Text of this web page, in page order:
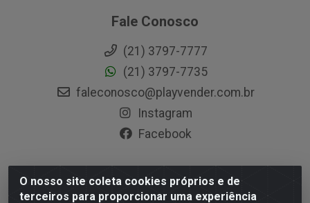
O nosso site coleta cookies próprios e de
terceiros para proporcionar uma experiência
Fale Conosco
(21) 3797-7777
(21) 3797-7735
faleconosco@playvender.com.br
Instagram
Facebook
Playvender Distribuidora - Avenida Ana Dantas, 183-